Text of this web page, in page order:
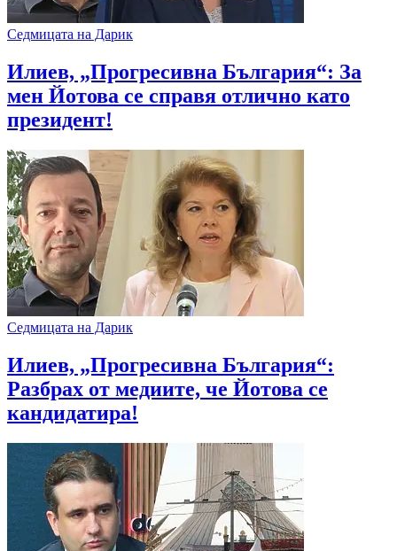
Седмицата на Дарик
Илиев, „Прогресивна България“: За
мен Йотова се справя отлично като
президент!
Седмицата на Дарик
Илиев, „Прогресивна България“:
Разбрах от медиите, че Йотова се
кандидатира!